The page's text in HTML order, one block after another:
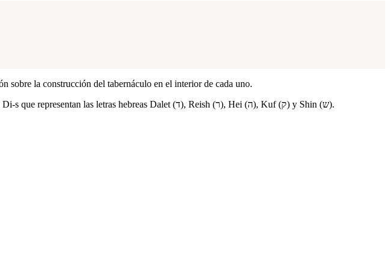
sobre la construcción del tabernáculo en el interior de cada uno.
El enfoque es sobre la transformación de la oscuridad en luz y la amargura en dulzura. Se explica el servicio a Di-s que representan las letras hebreas Dalet (ד), Reish (ר), Hei (ה), Kuf (ק) y Shin (ש).